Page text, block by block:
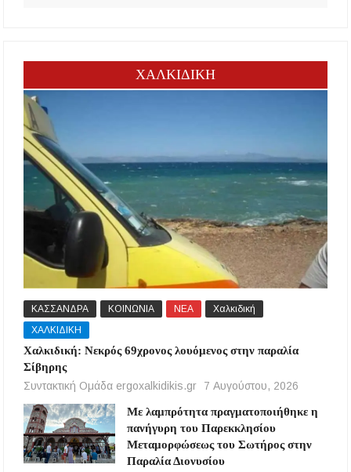
ΧΑΛΚΙΔΙΚΗ
ΚΑΣΣΑΝΔΡΑ ΚΟΙΝΩΝΙΑ ΝΕΑ
Χαλκιδική
ΧΑΛΚΙΔΙΚΗ
Χαλκιδική: Νεκρός 69χρονος λουόμενος στην παραλία
Σίβηρης
Συντακτική Ομάδα ergoxalkidikis.gr
7 Αυγούστου, 2026
Με λαμπρότητα πραγματοποιήθηκε η
πανήγυρη του Παρεκκλησίου
Μεταμορφώσεως του Σωτήρος στην
Παραλία Διονυσίου